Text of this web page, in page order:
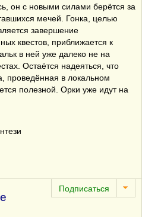
он с новыми силами берётся за
мечей. Гонка, целью
завершение
квестов, приближается к
в ней уже далеко не на
Остаётся надеяться, что
проведённая в локальном
полезной. Орки уже идут на